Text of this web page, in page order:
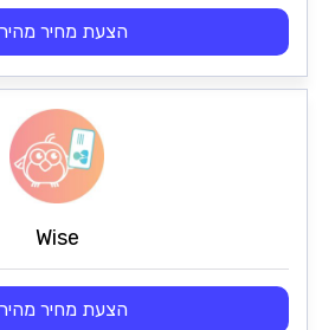
הצעת מחיר
Wise
הצעת מחיר